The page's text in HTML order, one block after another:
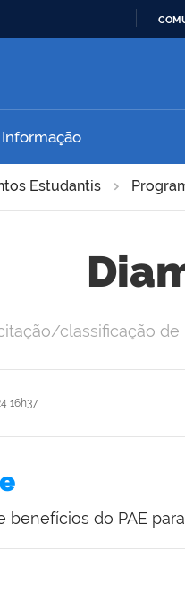
Estudantis
16h37
classificação
do PAE